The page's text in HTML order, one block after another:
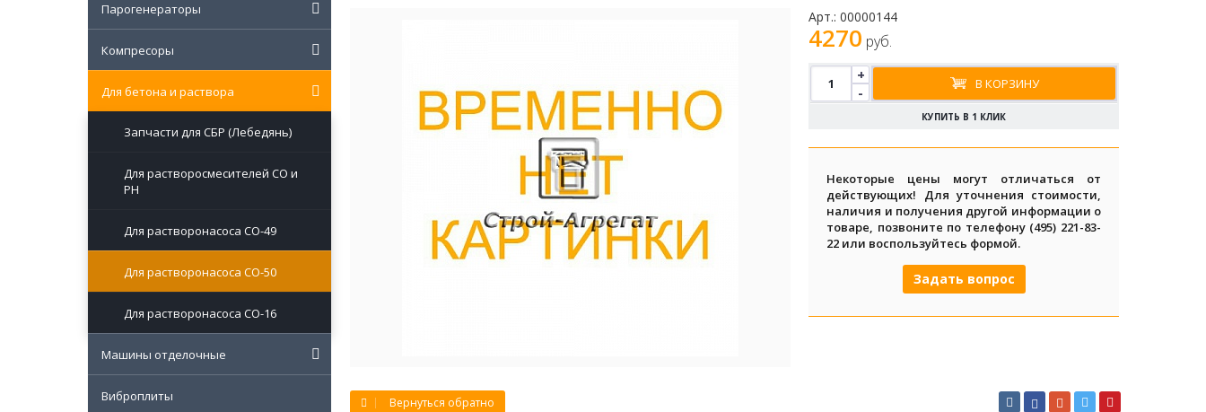
Парогенераторы
Компресоры
Для бетона и раствора
Запчасти для СБР (Лебедянь)
Для растворосмесителей СО и
РН
Для растворонасоса СО-49
Для растворонасоса СО-50
Для растворонасоса СО-16
Машины отделочные
Виброплиты
Арт.: 00000144
4270 руб.
+
-
В КОРЗИНУ
КУПИТЬ В 1 КЛИК
Некоторые цены могут отличаться от
действующих! Для уточнения стоимости,
наличия и получения другой информации о
товаре, позвоните по телефону (495) 221-83-
22 или воспользуйтесь формой.
Задать вопрос
Вернуться обратно